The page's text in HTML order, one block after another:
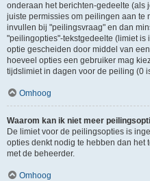
onderaan het berichten-gedeelte (als
juiste permissies om peilingen aan te
invullen bij "peilingsvraag" en dan
"peilingopties"-tekstgedeelte (limiet is
optie gescheiden door middel van
hoeveel opties een gebruiker mag
tijdslimiet in dagen voor de peiling (0
Omhoog
Waarom kan ik niet meer
De limiet voor de peilingsopties is
opties denkt nodig te hebben dan het
met de beheerder.
Omhoog